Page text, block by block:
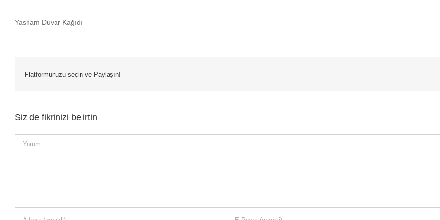
Yasham Duvar Kağıdı
Platformunuzu seçin ve Paylaşın!
Siz de fikrinizi belirtin